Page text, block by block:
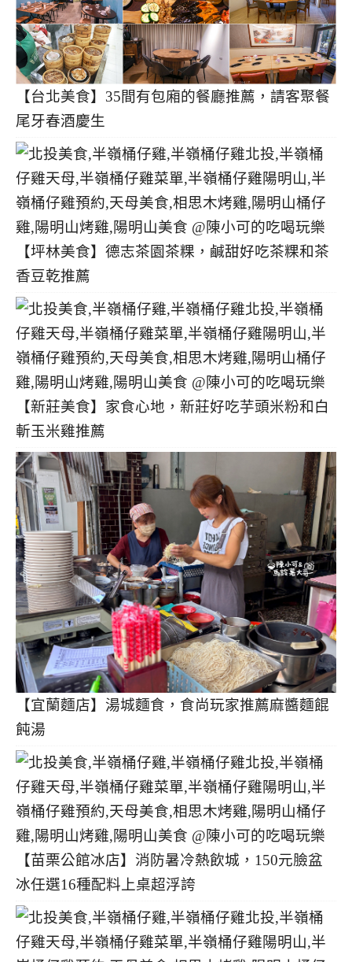
【台北美食】35間有包廂的餐廳推薦，請客聚餐
尾牙春酒慶生
【坪林美食】德志茶園茶粿，鹹甜好吃茶粿和茶
香豆乾推薦
【新莊美食】家食心地，新莊好吃芋頭米粉和白
斬玉米雞推薦
【宜蘭麵店】湯城麵食，食尚玩家推薦麻醬麵餛
飩湯
【苗栗公館冰店】消防暑冷熱飲城，150元臉盆
冰任選16種配料上桌超浮誇